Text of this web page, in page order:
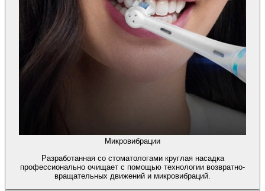
Микровибрации
Разработанная со стоматологами круглая насадка
профессионально очищает с помощью технологии возвратно-
вращательных движений и микровибраций.